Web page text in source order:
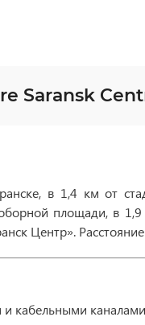
Saransk
в 1,4 км от
площади, в
Центр».
и кабельными